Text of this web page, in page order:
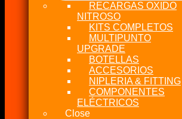
RECARGAS OXIDO
NITROSO
KITS COMPLETOS
MULTIPUNTO
UPGRADE
BOTELLAS
ACCESORIOS
NIPLERIA & FITTING
COMPONENTES
ELÉCTRICOS
Close